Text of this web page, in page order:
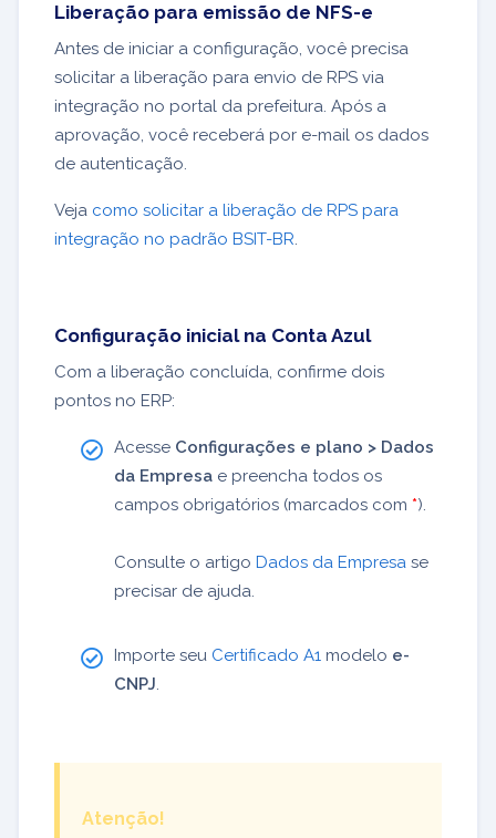
Liberação para emissão de NFS-e
Antes de iniciar a configuração, você precisa
solicitar a liberação para envio de RPS via
integração no portal da prefeitura. Após a
aprovação, você receberá por e-mail os dados
de autenticação.
Veja como solicitar a liberação de RPS para
integração no padrão BSIT-BR.
Configuração inicial na Conta Azul
Com a liberação concluída, confirme dois
pontos no ERP:
Acesse Configurações e plano > Dados
da Empresa e preencha todos os
campos obrigatórios (marcados com *).
Consulte o artigo Dados da Empresa se
precisar de ajuda.
Importe seu Certificado A1 modelo e-
CNPJ.
Atenção!